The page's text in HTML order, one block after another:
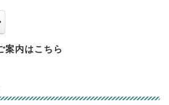
案内はこちら